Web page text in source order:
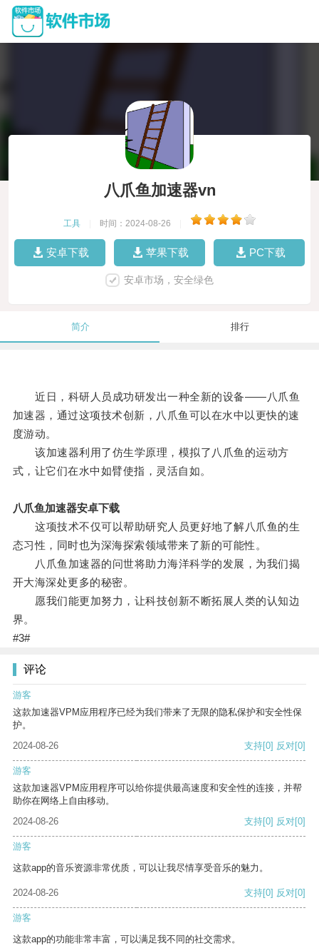
八爪鱼加速器vn
工具 时间：2024-08-26
安卓下载 苹果下载 PC下载
安卓市场，安全绿色
简介 排行
近日，科研人员成功研发出一种全新的设备——八爪鱼
加速器，通过这项技术创新，八爪鱼可以在水中以更快的速
度游动。
该加速器利用了仿生学原理，模拟了八爪鱼的运动方
式，让它们在水中如臂使指，灵活自如。
八爪鱼加速器安卓下载
这项技术不仅可以帮助研究人员更好地了解八爪鱼的生
态习性，同时也为深海探索领域带来了新的可能性。
八爪鱼加速器的问世将助力海洋科学的发展，为我们揭
开大海深处更多的秘密。
愿我们能更加努力，让科技创新不断拓展人类的认知边
界。
#3#
评论
游客
这款加速器VPM应用程序已经为我们带来了无限的隐私保护和安全性保
护。
2024-08-26
支持[0] 反对[0]
游客
这款加速器VPM应用程序可以给你提供最高速度和安全性的连接，并帮
助你在网络上自由移动。
2024-08-26
支持[0] 反对[0]
游客
这款app的音乐资源非常优质，可以让我尽情享受音乐的魅力。
2024-08-26 支持[0] 反对[0]
游客
这款app的功能非常丰富，可以满足我不同的社交需求。